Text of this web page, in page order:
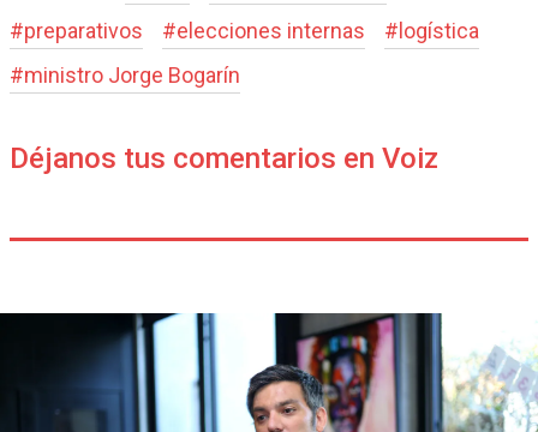
#preparativos #elecciones internas #logística
#ministro Jorge Bogarín
Déjanos tus comentarios en Voiz